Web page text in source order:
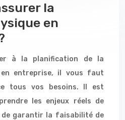
la
en
à la planification de la
en entreprise, il vous faut
tous vos besoins. Il est
les enjeux réels de
garantir la faisabilité de